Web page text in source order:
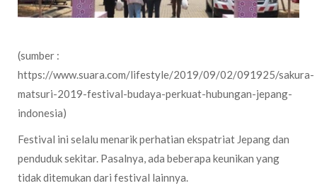
(sumber :
https://www.suara.com/lifestyle/2019/09/02/091925/sakura-
matsuri-2019-festival-budaya-perkuat-hubungan-jepang-
indonesia)
Festival ini selalu menarik perhatian ekspatriat Jepang dan
penduduk sekitar. Pasalnya, ada beberapa keunikan yang
tidak ditemukan dari festival lainnya.